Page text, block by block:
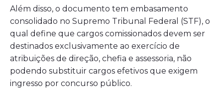
Além disso, o documento tem embasamento
consolidado no Supremo Tribunal Federal (STF), o
qual define que cargos comissionados devem ser
destinados exclusivamente ao exercício de
atribuições de direção, chefia e assessoria, não
podendo substituir cargos efetivos que exigem
ingresso por concurso público.